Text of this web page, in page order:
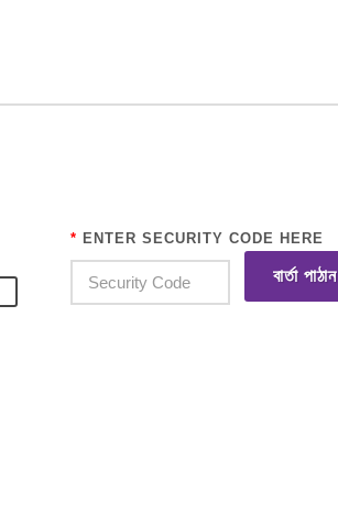
* ENTER SECURITY CODE HERE
বার্তা পাঠান